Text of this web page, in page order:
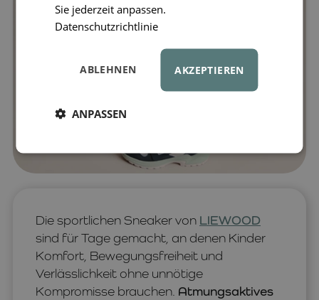
Die sportlichen Sneaker von LIEWOOD
sind für Tage gemacht, an denen Kinder
Komfort, Bewegungsfreiheit und
Verlässlichkeit ohne unnötige
Kompromisse brauchen. Atmungsaktives
Sie jederzeit anpassen.
Datenschutzrichtlinie
AKZEPTIEREN
ABLEHNEN
ANPASSEN